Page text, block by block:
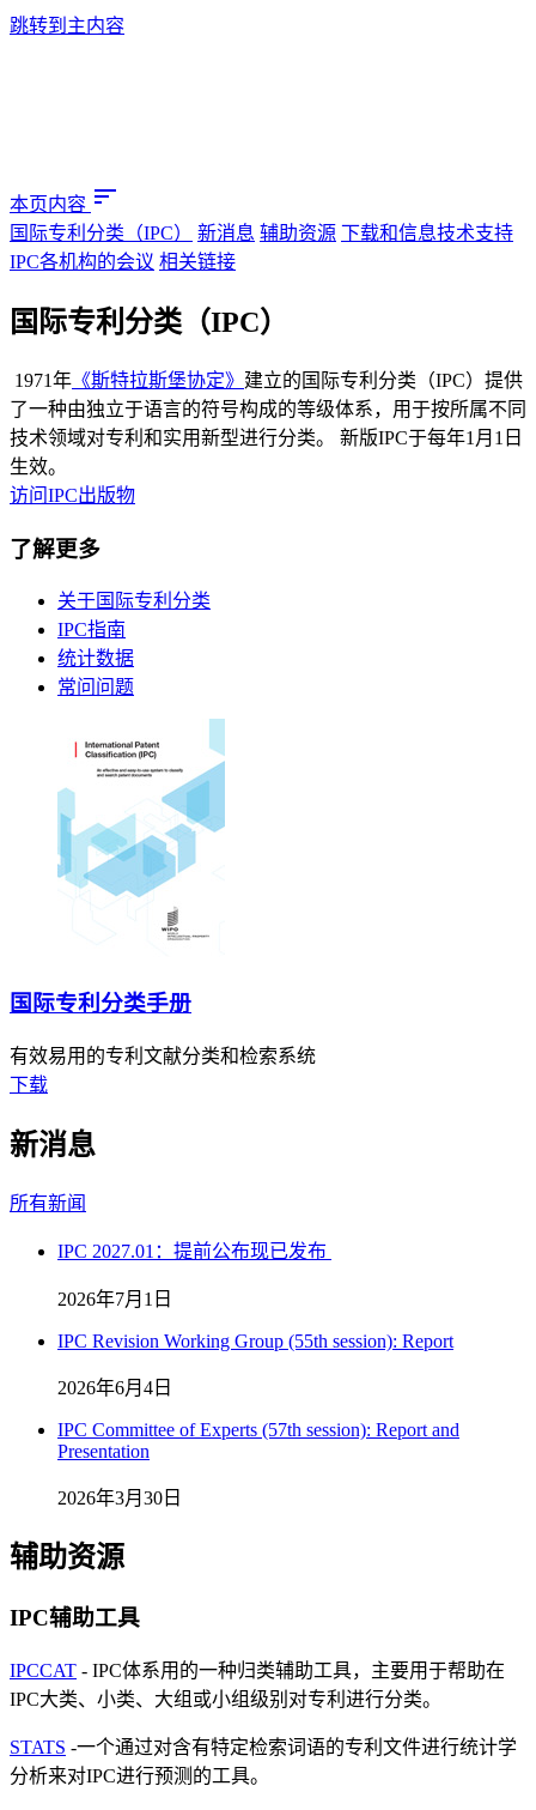
跳转到主内容
本页内容 sort
国际专利分类（IPC） 新消息 辅助资源 下载和信息技术支持
IPC各机构的会议 相关链接
国际专利分类（IPC）
1971年 《斯特拉斯堡协定》 建立的国际专利分类（IPC）提供
了一种由独立于语言的符号构成的等级体系，用于按所属不同
技术领域对专利和实用新型进行分类。 新版IPC于每年1月1日
生效。
访问IPC出版物
了解更多
关于国际专利分类
IPC指南
统计数据
常问问题
国际专利分类手册
有效易用的专利文献分类和检索系统
下载
新消息
所有新闻
IPC 2027.01：提前公布现已发布
2026年7月1日
IPC Revision Working Group (55th session): Report
2026年6月4日
IPC Committee of Experts (57th session): Report and
Presentation
2026年3月30日
辅助资源
IPC辅助工具
IPCCAT - IPC体系用的一种归类辅助工具，主要用于帮助在
IPC大类、小类、大组或小组级别对专利进行分类。
STATS -一个通过对含有特定检索词语的专利文件进行统计学
分析来对IPC进行预测的工具。